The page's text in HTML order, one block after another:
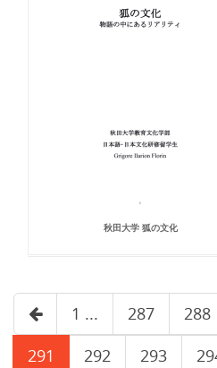
秋田大学 狐の文化
1 ... 287 288
291
292 293